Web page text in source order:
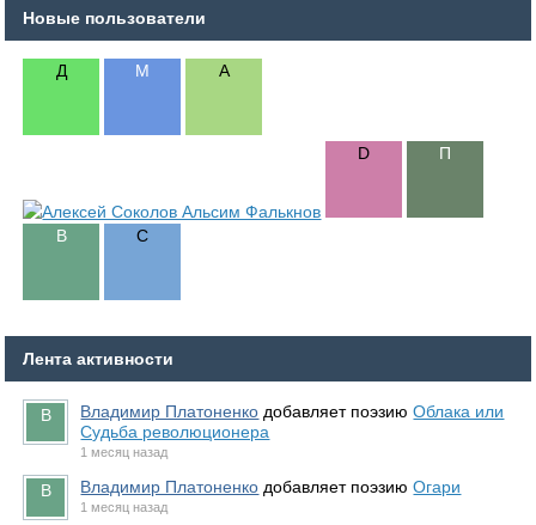
Новые пользователи
Лента активности
Владимир Платоненко добавляет поэзиюОблака или
Судьба революционера
1 месяц назад
Владимир Платоненко добавляет поэзиюОгари
1 месяц назад